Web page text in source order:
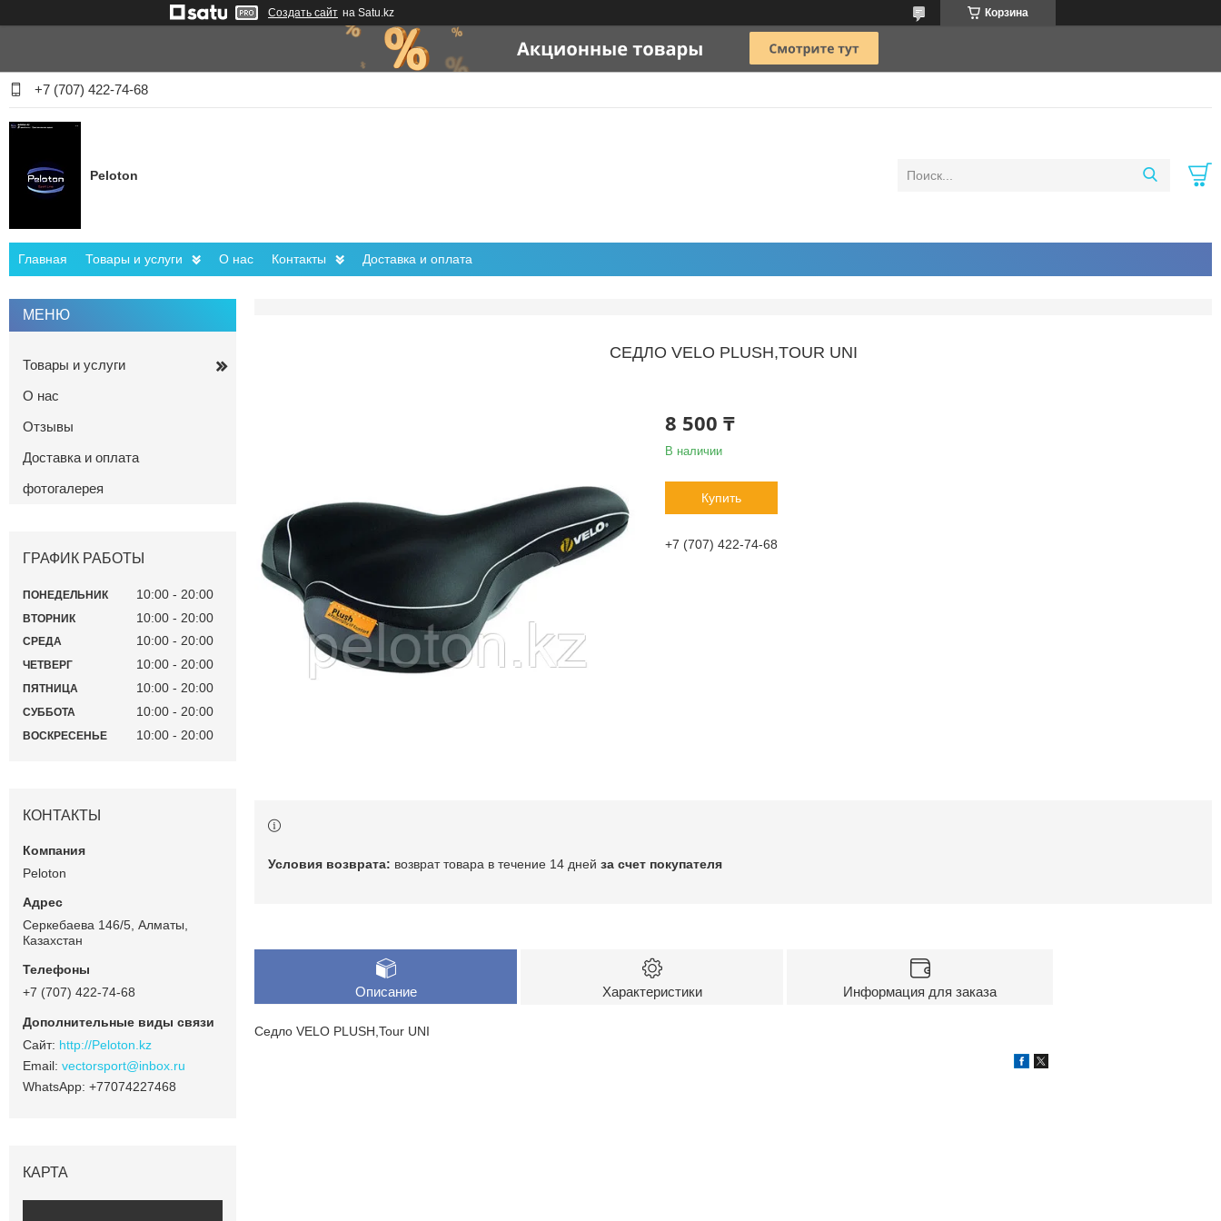
Создать сайт на Satu.kz Корзина
+7 (707) 422-74-68
Peloton
Главная Товары и услуги О нас Контакты Доставка и оплата
СЕДЛО VELO PLUSH,TOUR UNI
8 500 ₸
В наличии
Купить
+7 (707) 422-74-68
возврат товара в течение 14 дней за счет покупателя
Описание Характеристики Информация для заказа
Седло VELO PLUSH,Tour UNI
Товары и услуги
О нас
Отзывы
Доставка и оплата
фотогалерея
ГРАФИК РАБОТЫ
ПОНЕДЕЛЬНИК 10:00 20:00
ВТОРНИК 10:00 20:00
СРЕДА 10:00 20:00
ЧЕТВЕРГ 10:00 20:00
ПЯТНИЦА 10:00 20:00
СУББОТА 10:00 20:00
ВОСКРЕСЕНЬЕ 10:00 20:00
КОНТАКТЫ
Peloton
Серкебаева 146/5, Алматы,
Казахстан
+7 (707) 422-74-68
http://Peloton.kz
vectorsport@inbox.ru
+77074227468
КАРТА